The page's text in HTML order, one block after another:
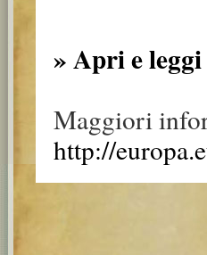
» Apri e
Maggiori
http://